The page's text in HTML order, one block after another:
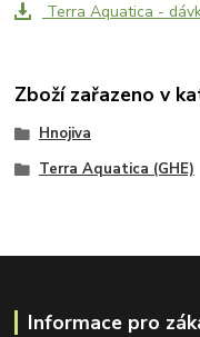
Terra Aquatica -
Zboží zařazeno v
Hnojiva
Terra Aquatica (GHE)
Informace pro